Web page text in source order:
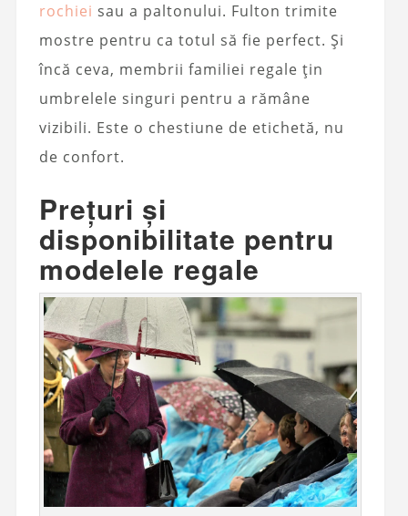
rochiei sau a paltonului. Fulton trimite
mostre pentru ca totul să fie perfect. Și
încă ceva, membrii familiei regale țin
umbrelele singuri pentru a rămâne
vizibili. Este o chestiune de etichetă, nu
de confort.
Prețuri și
disponibilitate pentru
modelele regale